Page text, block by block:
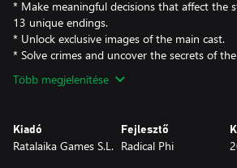
* Make meaningful decisions that affect the
13 unique endings.
* Unlock exclusive images of the main cast.
* Solve crimes and uncover the secrets of
Több megjelenítése
Kiadó
Ratalaika Games S.L.
Fejlesztő
Radical Phi